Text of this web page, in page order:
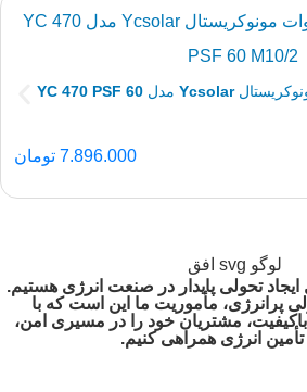
پنل خورشیدی 470 وات مونوکریستال Ycsolar مدل YC 470 PSF 60
7.896.000 تومان
ایجاد تحولی پایدار در صنعت انرژی هستیم.
پرانرژی، مأموریت ما این است که با
مشتریان خود را در مسیری امن،
تأمین انرژی همراهی کنیم.